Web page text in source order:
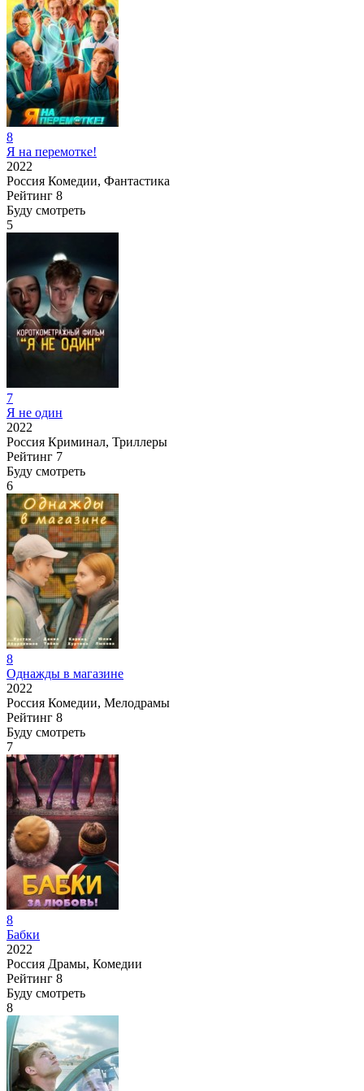
8
Я на перемотке!
2022
Россия Комедии, Фантастика
Рейтинг 8
Буду смотреть
5
7
Я не один
2022
Россия Криминал, Триллеры
Рейтинг 7
Буду смотреть
6
8
Однажды в магазине
2022
Россия Комедии, Мелодрамы
Рейтинг 8
Буду смотреть
7
8
Бабки
2022
Россия Драмы, Комедии
Рейтинг 8
Буду смотреть
8